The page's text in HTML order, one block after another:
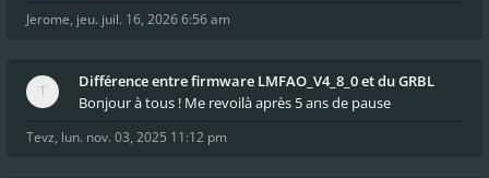
Jerome, jeu. juil. 16, 2026 6:56 am
Différence entre firmware LMFAO_V4_8_0 et du GRBL
Bonjour à tous ! Me revoilà après 5 ans de pause
Tevz, lun. nov. 03, 2025 11:12 pm